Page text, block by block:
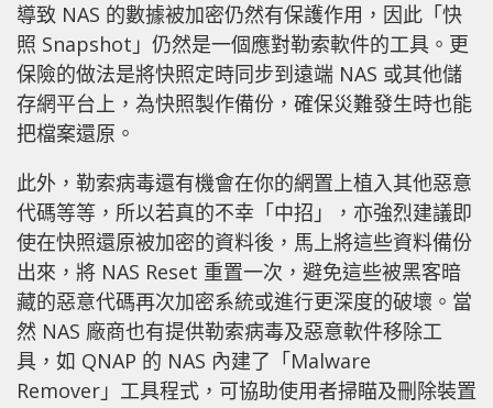
導致 NAS 的數據被加密仍然有保護作用，因此「快
照 Snapshot」仍然是一個應對勒索軟件的工具。更
保險的做法是將快照定時同步到遠端 NAS 或其他儲
存網平台上，為快照製作備份，確保災難發生時也能
把檔案還原。
此外，勒索病毒還有機會在你的網置上植入其他惡意
代碼等等，所以若真的不幸「中招」，亦強烈建議即
使在快照還原被加密的資料後，馬上將這些資料備份
出來，將 NAS Reset 重置一次，避免這些被黑客暗
藏的惡意代碼再次加密系統或進行更深度的破壞。當
然 NAS 廠商也有提供勒索病毒及惡意軟件移除工
具，如 QNAP 的 NAS 內建了「Malware
Remover」工具程式，可協助使用者掃瞄及刪除裝置